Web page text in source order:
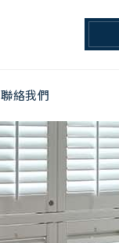
聯絡我們